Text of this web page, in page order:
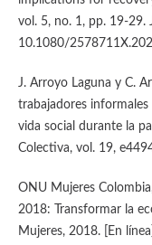
vol. 5, no. 1, pp. 19-29.
10.1080/
J. Arroyo Laguna y C.
trabajadores
vida social durante la
Colectiva, vol. 19,
ONU Mujeres
2018: Transformar la
Mujeres, 2018. [En